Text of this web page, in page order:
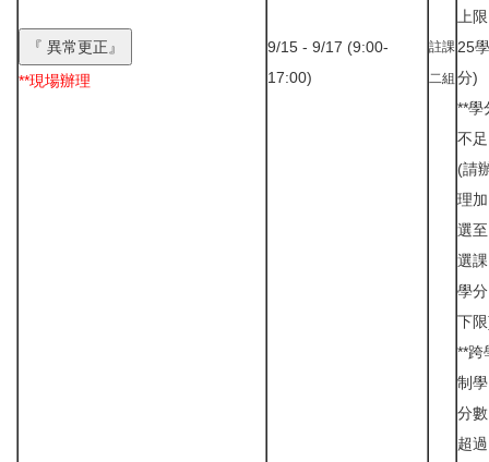
**現場辦理
9/15 - 9/17 (9:00-
17:00)
註課
二組
上限
25學
分)
**學
不足
(請
理加
選至
選課
學分
下
**跨
制學
分數
超過